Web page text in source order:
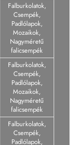
Falburkolatok,
Csempék,
Padlólapok,
Mozaikok,
Nagyméretű
falicsempék
Falburkolatok,
Csempék,
Padlólapok,
Mozaikok,
Nagyméretű
falicsempék
Falburkolatok,
Csempék,
Padlólapok,